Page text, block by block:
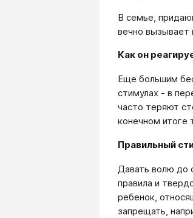
В семье,
вечно вызывает
Как он
Еще большим
стимулах - в
часто теряют
конечном итоге
Правильный
Давать волю до
правила и
ребенок,
запрещать,